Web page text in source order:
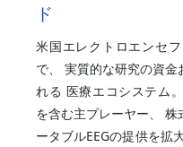
ド
米国エレクトロエンセ
で、 実質的な研究の資
れる 医療エコシステム
を含む主プレーヤー、
ータブルEEGの提供を拡